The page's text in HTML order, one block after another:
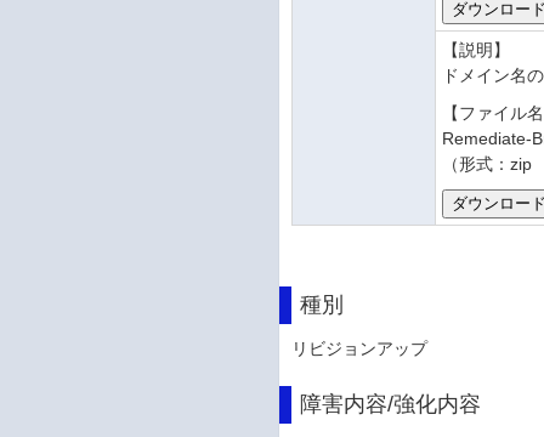
【説明】
ドメイン名
【ファイル
Remediate-
（形式：
種別
リビジョンアップ
障害内容/強化内容